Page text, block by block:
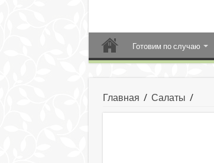
Готовим по случаю
Главная / Салаты /